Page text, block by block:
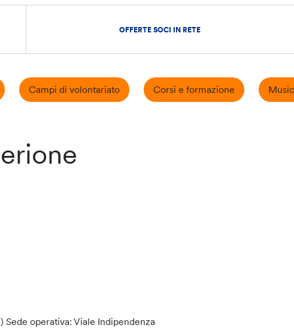
OFFERTE SOCI IN RETE
Campi di volontariato Corsi e formazione
Sede operativa: Viale Indipendenza